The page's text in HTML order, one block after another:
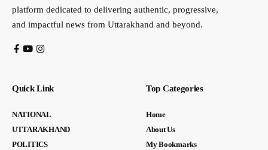
platform dedicated to delivering authentic, progressive,
and impactful news from Uttarakhand and beyond.
Quick Link
NATIONAL
UTTARAKHAND
POLITICS
Top Categories
Home
About Us
My Bookmarks